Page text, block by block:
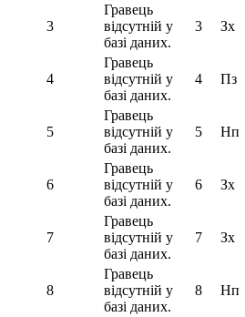
3
Гравець
відсутній у
базі даних.
3 Зх
4
Гравець
відсутній у
базі даних.
4 Пз
5
Гравець
відсутній у
базі даних.
5 Нп
6
Гравець
відсутній у
базі даних.
6 Зх
7
Гравець
відсутній у
базі даних.
7 Зх
8
Гравець
відсутній у
базі даних.
8 Нп